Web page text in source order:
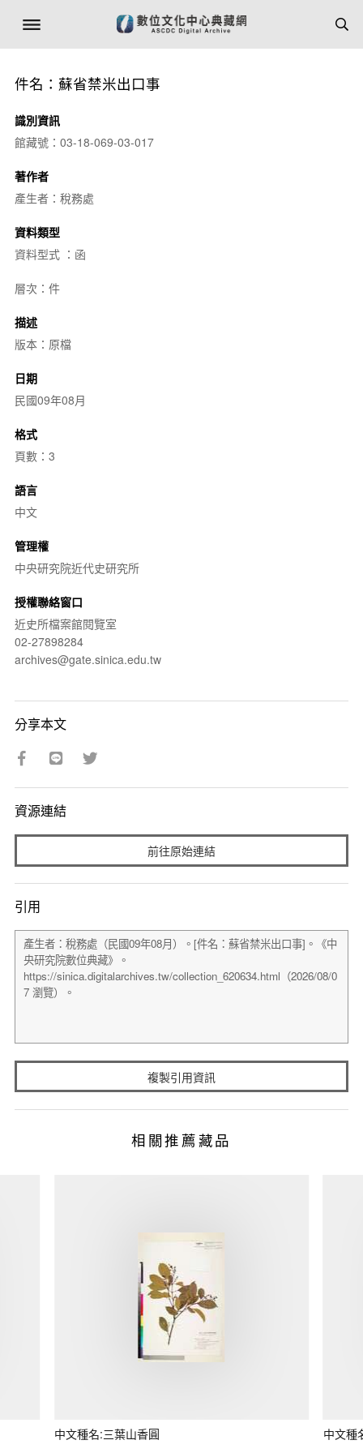
件名：蘇省禁米出口事
識別資訊
館藏號：03-18-069-03-017
著作者
產生者：稅務處
資料類型
資料型式 ：函
層次：件
描述
版本：原檔
日期
民國09年08月
格式
頁數：3
語言
中文
管理權
中央研究院近代史研究所
授權聯絡窗口
近史所檔案館閱覽室
02-27898284
archives@gate.sinica.edu.tw
分享本文
資源連結
前往原始連結
引用
複製引用資訊
相關推薦藏品
中文種名:三葉山香圓 中文種